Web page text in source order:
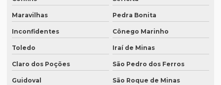
Revisão de texto em inglês preço
Revisão de textos academicos
Revisão de textos em alemão
Revisão de textos em árabe
Maravilhas Pedra Bonita
Inconfidentes Cônego Marinho
Toledo Iraí de Minas
Claro dos Poções São Pedro dos Ferros
Guidoval São Roque de Minas